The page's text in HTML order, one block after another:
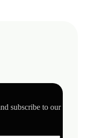
subscribe to our